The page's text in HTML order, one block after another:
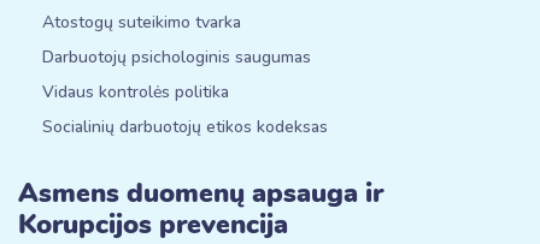
Atostogų suteikimo tvarka
Darbuotojų psichologinis saugumas
Vidaus kontrolės politika
Socialinių darbuotojų etikos kodeksas
Asmens duomenų apsauga ir
Korupcijos prevencija